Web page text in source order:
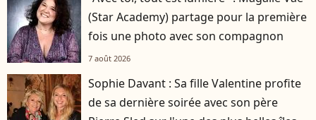
(Star Academy) partage pour la première
fois une photo avec son compagnon
7 août 2026
Sophie Davant : Sa fille Valentine profite
de sa dernière soirée avec son père